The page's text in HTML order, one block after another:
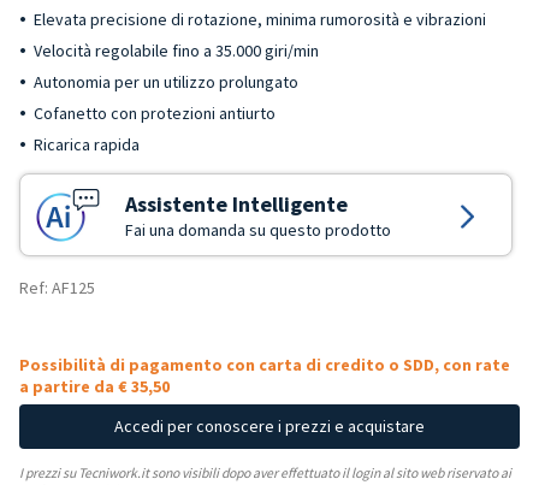
Elevata precisione di rotazione, minima rumorosità e vibrazioni
Velocità regolabile fino a 35.000 giri/min
Autonomia per un utilizzo prolungato
Cofanetto con protezioni antiurto
Ricarica rapida
Assistente Intelligente
Fai una domanda su questo prodotto
Ref: AF125
Possibilità di pagamento con carta di credito o SDD, con rate
a partire da € 35,50
Accedi per conoscere i prezzi e acquistare
I prezzi su Tecniwork.it sono visibili dopo aver effettuato il login al sito web riservato ai